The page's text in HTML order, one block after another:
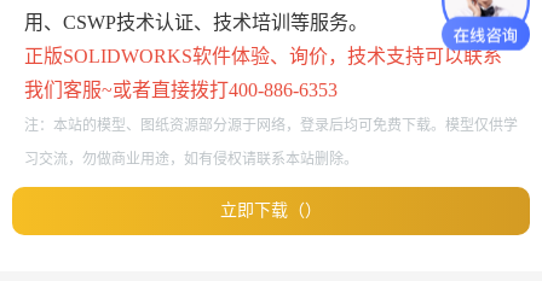
用、CSWP技术认证、技术培训等服务。
正版SOLIDWORKS软件体验、询价，技术支持可以联系
我们客服~或者直接拨打400-886-6353
注：本站的模型、图纸资源部分源于网络，登录后均可免费下载。模型仅供学
习交流，勿做商业用途，如有侵权请联系本站删除。
立即下载（）